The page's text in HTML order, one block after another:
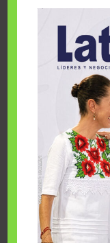
Celebran con